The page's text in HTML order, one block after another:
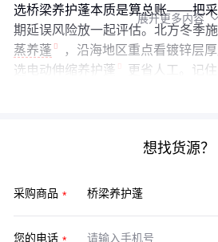
选桥梁养护蓬本质是算总账——把
期延误风险放一起评估。北方冬季
蒸养蓬
，沿海地区重点看镀锌层
选电动伸缩养护蓬
更省人工。记
展开更多内容
想找货源？
采购商品
您的电话